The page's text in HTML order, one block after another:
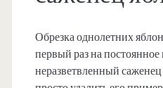
Обрезка однолетних
первый раз на
неразветвленный